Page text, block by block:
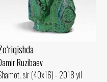
Ruzibaev
sir (40x16) - 2018 yil